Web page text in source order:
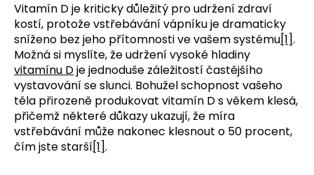
Vitamín D je kriticky důležitý pro udržení zdraví
kostí, protože vstřebávání vápníku je dramaticky
sníženo bez jeho přítomnosti ve vašem systému[1].
Možná si myslíte, že udržení vysoké hladiny
vitamínu Dje jednoduše záležitostí častějšího
vystavování se slunci. Bohužel schopnost vašeho
těla přirozeně produkovat vitamín D s věkem klesá,
přičemž některé důkazy ukazují, že míra
vstřebávání může nakonec klesnout o 50 procent,
čím jste starší[1].